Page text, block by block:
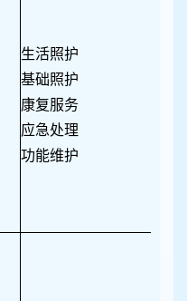
生活照护
基础照护
康复服务
应急处理
功能维护